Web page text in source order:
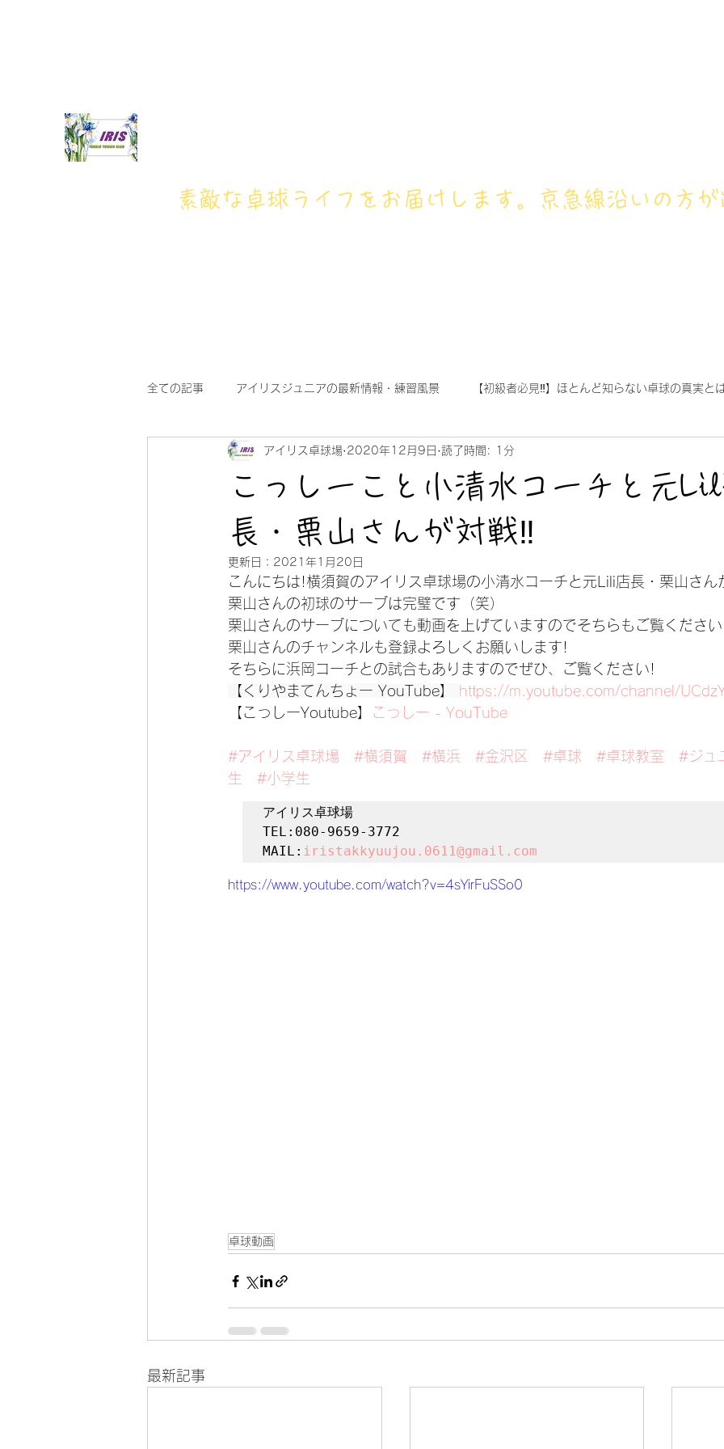
素敵な卓球ライフをお届けします。京急線沿いの方
全ての記事 アイリスジュニアの最新情報・練習風景 【初級者必見‼】ほとんど知らない卓球の真実と
こっしーこと小清水コーチと元
長・栗山さんが対戦‼
アイリス卓球場 2020年12月9日 読了時間: 1分
更新日： 2021年1月20日
こんにちは!横須賀のアイリス卓球場の小清水コーチと元Lili店長・栗山さん
栗山さんの初球のサーブは完璧です（笑）
栗山さんのサーブについても動画を上げていますのでそちらもご覧ください
栗山さんのチャンネルも登録よろしくお願いします!
そちらに浜岡コーチとの試合もありますのでぜひ、ご覧ください!
【くりやまてんちょー YouTube】
https://m.youtube.com/channel/
【こっしーYoutube】
こっしー - YouTube
#アイリス卓球場 #横須賀 #横浜 #金沢区 #卓球 #卓球教室 #ジュ
生
#小学生
アイリス卓球場
TEL:080-9659-3772
MAIL: iristakkyuujou.0611@gmail.com
https://www.youtube.com/watch?v=4sYirFuSSo0
卓球動画
最新記事